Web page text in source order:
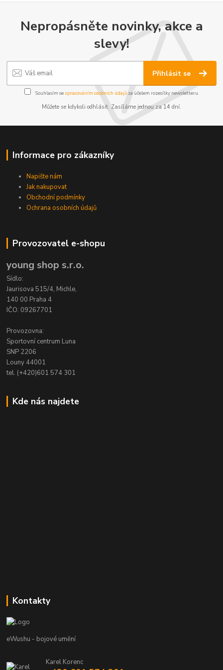
Nepropásněte novinky, akce a
slevy!
Přihlásit se
Souhlasím se zpracováním osobních údajůza účelem rozesílky newsletteru.
Můžete se kdykoli odhlásit. Zasíláme jednou za 14 dní.
Informace pro zákazníky
Napište nám
Jak nakupovat
Obchodní podmínky
Ochrana osobních údajů
Provozovatel e-shopu
young shop s.r.o.
Sídlo:
Jaurisova 515/4, Michle,
140 00 Praha 4
IČO: 09267701
Provozovna:
Sportovní centrum Luna
SNP 2206
Louny 44001
tel. (+420)601 574 301
Kde nás najdete
Kontakty
eWushu - bojové umění
Karel Korenc